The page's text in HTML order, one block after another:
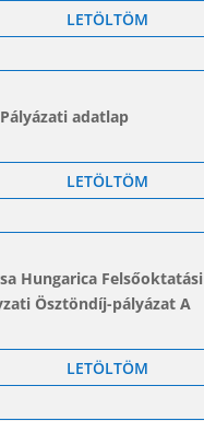
LETÖLTÖM
adatlap
LETÖLTÖM
Hungarica Felsőoktatási
Ösztöndíj-pályázat A
LETÖLTÖM